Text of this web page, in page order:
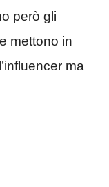
però gli
mettono in
ma